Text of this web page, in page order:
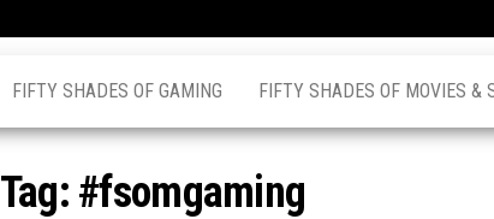
FIFTY SHADES OF GAMING FIFTY SHADES OF MOVIES &
Tag: #fsomgaming